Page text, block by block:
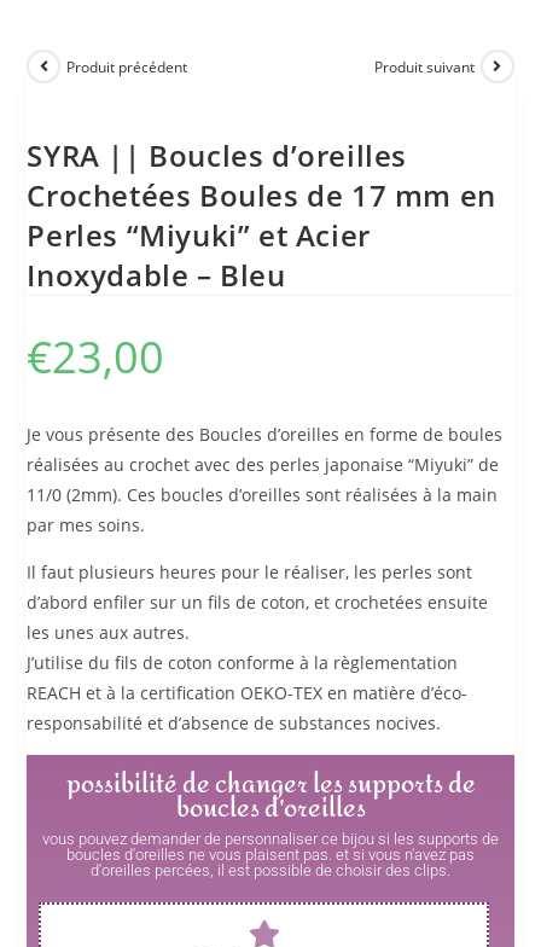
Produit précédent Produit suivant
SYRA || Boucles d’oreilles
Crochetées Boules de 17 mm en
Perles “Miyuki” et Acier
Inoxydable – Bleu
€23,00
Je vous présente des Boucles d’oreilles en forme de boules
réalisées au crochet avec des perles japonaise “Miyuki” de
11/0 (2mm). Ces boucles d’oreilles sont réalisées à la main
par mes soins.
Il faut plusieurs heures pour le réaliser, les perles sont
d’abord enfiler sur un fils de coton, et crochetées ensuite
les unes aux autres.
J’utilise du fils de coton conforme à la règlementation
REACH et à la certification OEKO-TEX en matière d’éco-
responsabilité et d’absence de substances nocives.
possibilité de changer les supports de
boucles d'oreilles
vous pouvez demander de personnaliser ce bijou si les supports de
boucles d'oreilles ne vous plaisent pas. et si vous n'avez pas
d'oreilles percées, il est possible de choisir des clips.